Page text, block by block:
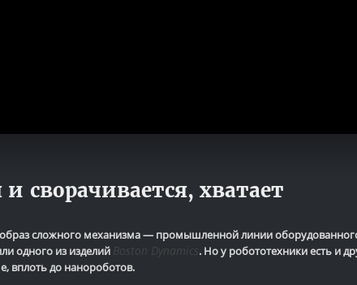
сворачивается, хватает
сложного механизма — промышленной линии
одного из изделий Boston Dynamics. Но у робототехники есть и
вплоть до нанороботов.